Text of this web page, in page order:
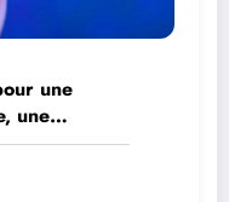
une
une
un suivi